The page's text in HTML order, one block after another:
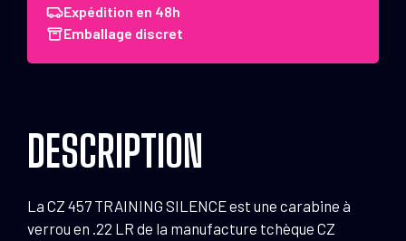
457
Training
Expédition en 48h
Emballage discret
DESCRIPTION
La CZ 457 TRAINING SILENCE est une carabine à
verrou en .22 LR de la manufacture tchèque CZ